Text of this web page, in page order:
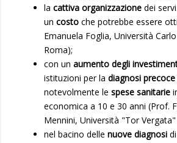
la cattiva organizzazione dei
un costo che potrebbe essere
Emanuela Foglia, Università
Roma);
con un aumento degli
istituzioni per la diagnosi precoce
notevolmente le spese sanitarie
economica a 10 e 30 anni (Prof.
Mennini, Università "Tor
nel bacino delle nuove diagnosi